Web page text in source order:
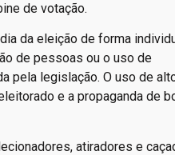
de votação.
da eleição de forma
de pessoas ou o uso de
pela legislação. O uso de
e a propaganda de
atiradores e